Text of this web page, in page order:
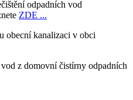
odpadních vod
ZDE ...
obecní kanalizaci v obci
z domovní čistírny odpadních